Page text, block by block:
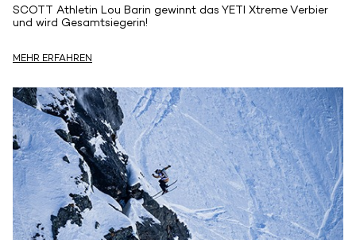
SCOTT Athletin Lou Barin gewinnt das YETI Xtreme Verbier
und wird Gesamtsiegerin!
MEHR ERFAHREN